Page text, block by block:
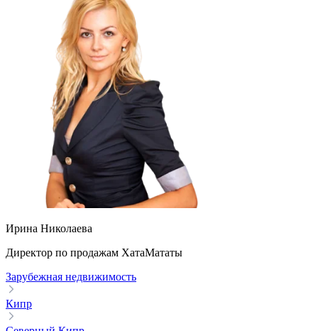
Ирина Николаева
Директор по продажам ХатаМататы
Зарубежная недвижимость
Кипр